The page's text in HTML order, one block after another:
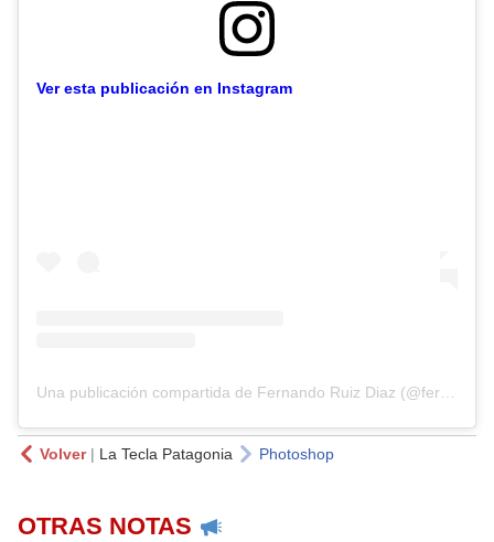
Ver esta publicación en Instagram
Una publicación compartida de Fernando Ruiz Diaz (@ferruizdiazok)
Volver| La Tecla Patagonia Photoshop
OTRAS NOTAS